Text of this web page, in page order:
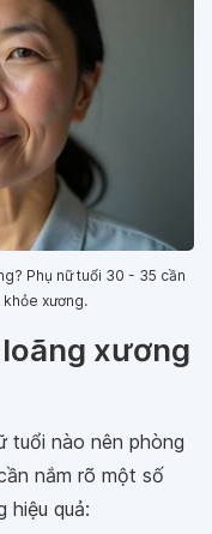
Phụ nữ tuổi 30 - 35 cần
xương.
xương
tuổi nào nên phòng
nắm rõ một số
hiệu quả: